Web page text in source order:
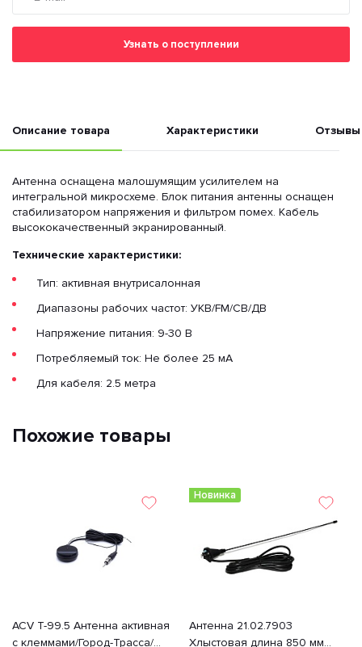
Узнать о поступлении
Описание товара Характеристики Отзывы
Антенна оснащена малошумящим усилителем на
интегральной микросхеме. Блок питания антенны оснащен
стабилизатором напряжения и фильтром помех. Кабель
высококачественный экранированный.
Технические характеристики:
Тип: активная внутрисалонная
Диапазоны рабочих частот: УКВ/FM/СВ/ДВ
Напряжение питания: 9-30 В
Потребляемый ток: Не более 25 мА
Для кабеля: 2.5 метра
Похожие товары
ACV T-99.5 Антенна активная
с клеммами/Город-Трасса/
Новинка
Антенна 21.02.7903
Хлыстовая длина 850 мм